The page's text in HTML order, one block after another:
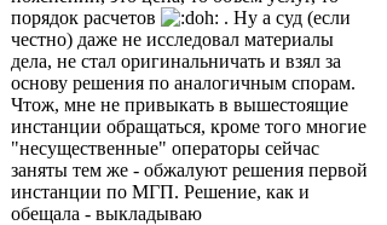
порядок расчетов
. Ну а суд (если
честно) даже не исследовал материалы
дела, не стал оригинальничать и взял за
основу решения по аналогичным спорам.
Чтож, мне не привыкать в вышестоящие
инстанции обращаться, кроме того многие
"несущественные" операторы сейчас
заняты тем же - обжалуют решения первой
инстанции по МГП. Решение, как и
обещала - выкладываю